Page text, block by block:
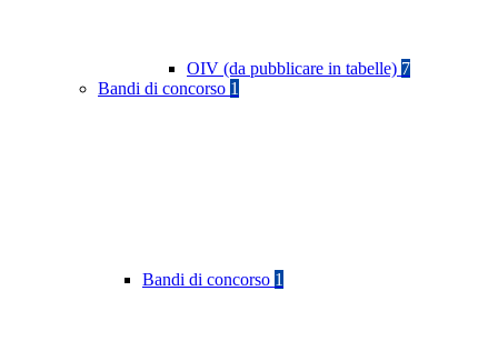
OIV (da pubblicare in tabelle) 7
Bandi di concorso 1
Bandi di concorso 1